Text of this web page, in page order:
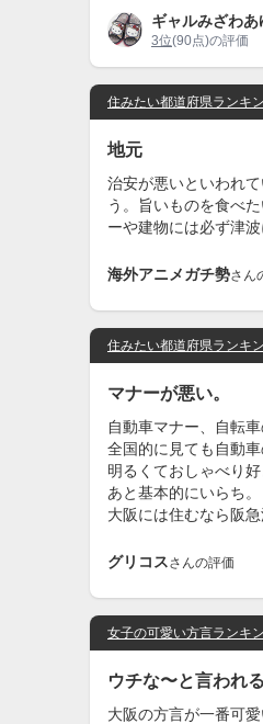
ギャルみざわあ
3位(90点)の評価
住みたい都道府県ランキ
地元
治安が悪いといわれ
う。旨いものを食べ
ーや建物には必ず津
海外アニメガチ勢さん
住みたい都道府県ランキ
マナーが悪い。
自動車マナー、自転
全国的に見ても自動車
明るくておしゃべり
あと基本的にいらち。
大阪には住むなら阪
グリコスさんの評価
女子の可愛い方言ランキ
ウチな〜と言われ
大阪の方言が一番可